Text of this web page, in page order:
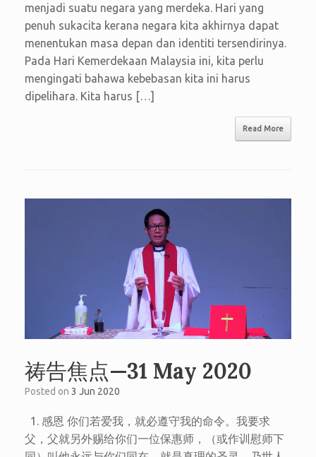
menjadi suatu negara yang merdeka. Hari yang
penuh sukacita kerana negara kita akhirnya dapat
menentukan masa depan dan identiti tersendirinya.
Pada Hari Kemerdekaan Malaysia ini, kita perlu
mengingati bahawa kebebasan kita ini harus
dipelihara. Kita harus […]
Read More
祷告焦点—31 May 2020
Posted on 3 Jun 2020
1. 感恩 你们若爱我，就必遵守我的命令。我要求
父，父就另外赐给你们一位保惠师，（或作训慰师下